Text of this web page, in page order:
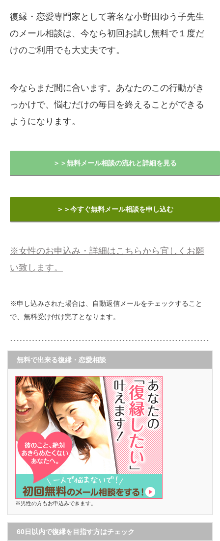
復縁・恋愛専門家として著名な小野田ゆう子先生
のメール相談は、今なら初回お試し無料で１度だ
けのご利用でも大丈夫です。
今ならまだ間に合います。あなたのこの行動がき
っかけで、悩むだけの毎日を終えることができる
ようになります。
＞＞無料メール相談の流れと詳細を見る
＞＞今すぐ無料メール相談を申し込む
※女性のお申込み・詳細はこちらから宜しくお願
い致します。
※申し込みされた場合は、自動返信メールをチェックすること
で、無料受け付け完了となります。
無料で出来る復縁・恋愛相談
※男性の方もお申込みできます。
60日以内で復縁を目指す方はチェック